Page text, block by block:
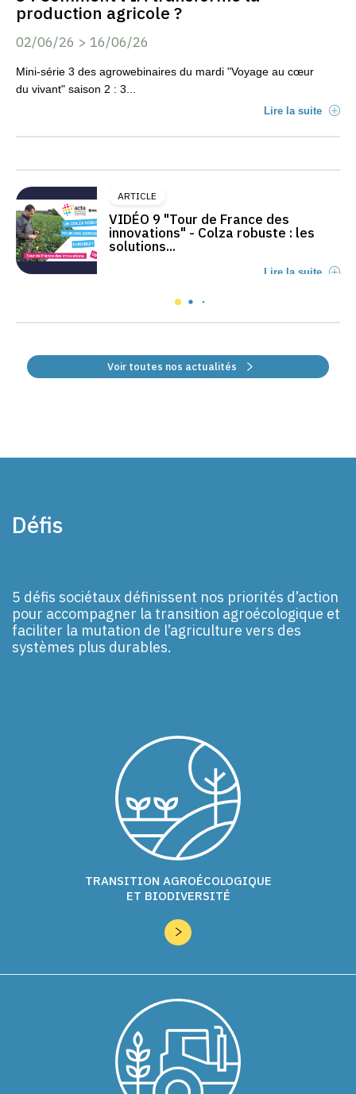
production agricole ?
02/06/26 > 16/06/26
Mini-série 3 des agrowebinaires du mardi "Voyage au cœur
du vivant" saison 2 : 3...
Lire la suite
ARTICLE
VIDÉO 9 "Tour de France des
innovations" - Colza robuste : les
solutions...
Lire la suite
Voir toutes nos actualités
Défis
5 défis sociétaux définissent nos priorités d’action
pour accompagner la transition agroécologique et
faciliter la mutation de l’agriculture vers des
systèmes plus durables.
TRANSITION AGROÉCOLOGIQUE
ET BIODIVERSITÉ